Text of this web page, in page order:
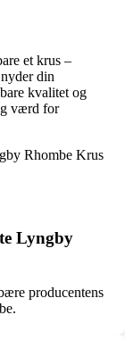
et krus –
din
kvalitet og
værd for
Rhombe Krus
Lyngby
producentens